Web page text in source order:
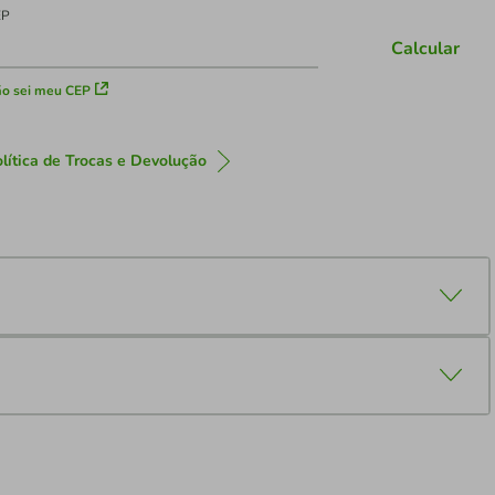
sei meu CEP
Calcular
de Trocas e Devolução